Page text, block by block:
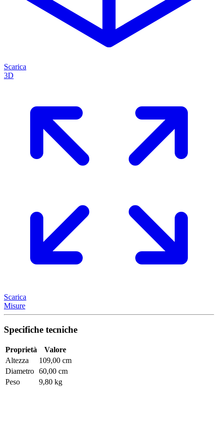
Scarica
3D
Scarica
Misure
Specifiche tecniche
Proprietà
Valore
Altezza
109,00 cm
Diametro 60,00 cm
Peso
9,80 kg